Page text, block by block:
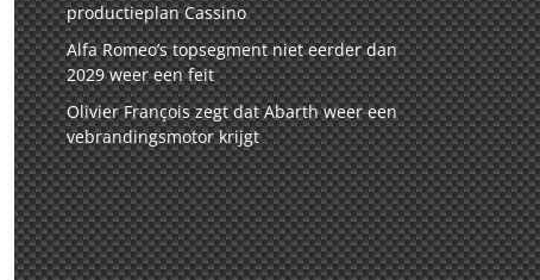
productieplan Cassino
Alfa Romeo’s topsegment niet eerder dan
2029 weer een feit
Olivier François zegt dat Abarth weer een
vebrandingsmotor krijgt